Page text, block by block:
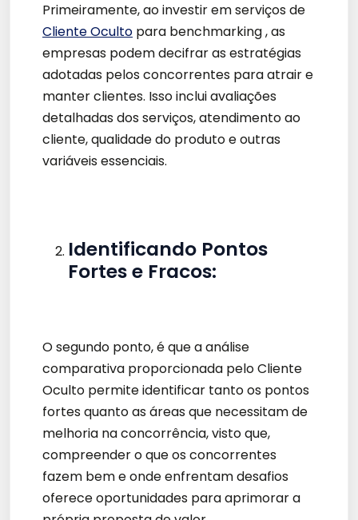
Primeiramente, ao investir em serviços de
Cliente Oculto para benchmarking , as
empresas podem decifrar as estratégias
adotadas pelos concorrentes para atrair e
manter clientes. Isso inclui avaliações
detalhadas dos serviços, atendimento ao
cliente, qualidade do produto e outras
variáveis essenciais.
Identificando Pontos
Fortes e Fracos:
O segundo ponto, é que a análise
comparativa proporcionada pelo Cliente
Oculto permite identificar tanto os pontos
fortes quanto as áreas que necessitam de
melhoria na concorrência, visto que,
compreender o que os concorrentes
fazem bem e onde enfrentam desafios
oferece oportunidades para aprimorar a